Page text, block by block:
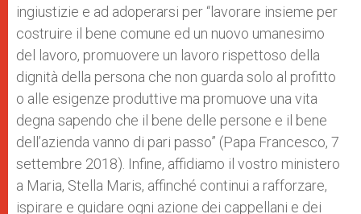
ingiustizie e ad adoperarsi per “lavorare insieme per
costruire il bene comune ed un nuovo umanesimo
del lavoro, promuovere un lavoro rispettoso della
dignità della persona che non guarda solo al profitto
o alle esigenze produttive ma promuove una vita
degna sapendo che il bene delle persone e il bene
dell’azienda vanno di pari passo” (Papa Francesco, 7
settembre 2018). Infine, affidiamo il vostro ministero
a Maria, Stella Maris, affinché continui a rafforzare,
ispirare e guidare ogni azione dei cappellani e dei